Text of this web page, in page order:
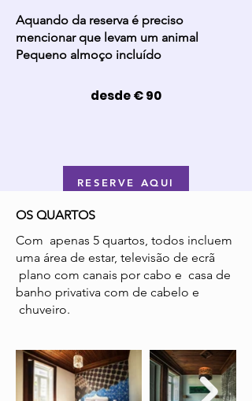
Aquando da reserva é preciso
mencionar que levam um animal
Pequeno almoço incluído
desde € 90
RESERVE AQUI
OS QUARTOS
Com apenas 5 quartos, todos incluem
uma área de estar, televisão de ecrã
plano com canais por cabo e casa de
banho privativa com de cabelo e
chuveiro.